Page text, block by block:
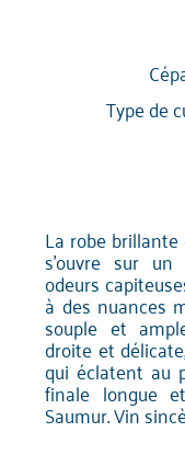
Type de
La robe
s'ouvre sur un
odeurs
à des nuances
souple et
droite et
qui éclatent au
finale longue
Saumur. Vin